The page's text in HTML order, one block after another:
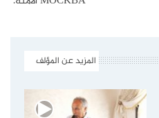
المزيد عن المؤلف